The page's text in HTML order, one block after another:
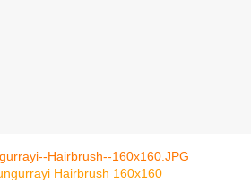
Hairbrush 160x160